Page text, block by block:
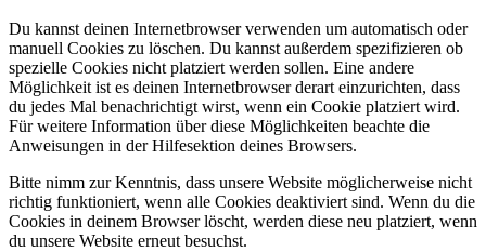
Du kannst deinen Internetbrowser verwenden um automatisch oder
manuell Cookies zu löschen. Du kannst außerdem spezifizieren ob
spezielle Cookies nicht platziert werden sollen. Eine andere
Möglichkeit ist es deinen Internetbrowser derart einzurichten, dass
du jedes Mal benachrichtigt wirst, wenn ein Cookie platziert wird.
Für weitere Information über diese Möglichkeiten beachte die
Anweisungen in der Hilfesektion deines Browsers.
Bitte nimm zur Kenntnis, dass unsere Website möglicherweise nicht
richtig funktioniert, wenn alle Cookies deaktiviert sind. Wenn du die
Cookies in deinem Browser löscht, werden diese neu platziert, wenn
du unsere Website erneut besuchst.